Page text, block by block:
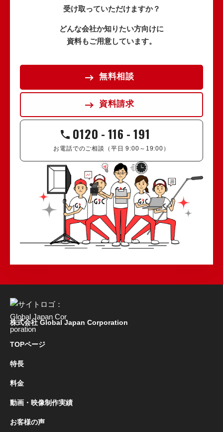
受け取っていただけますか？
どんな会社か知りたい方向けに
資料もご用意しています。
無料相談
資料請求
0120 -116 -191
お電話でのご相談（平日 9:00～19:00）
株式会社 Global Japan Corporation
TOPページ
特長
料金
動画・映像制作実績
お客様の声